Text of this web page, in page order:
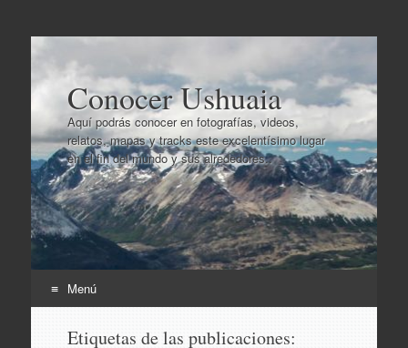
Conocer Ushuaia
Aquí podrás conocer en fotografías, videos,
relatos, mapas y tracks este excelentísimo lugar
en el fin del mundo y sus alrededores..
Menú
Etiquetas de las publicaciones: